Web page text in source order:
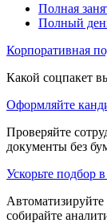
Полная
Полный
Корпоративная
Какой соцпакет
Оформляйте
Проверяйте
документы без
Ускорьте подбор
Автоматизируйте
собирайте